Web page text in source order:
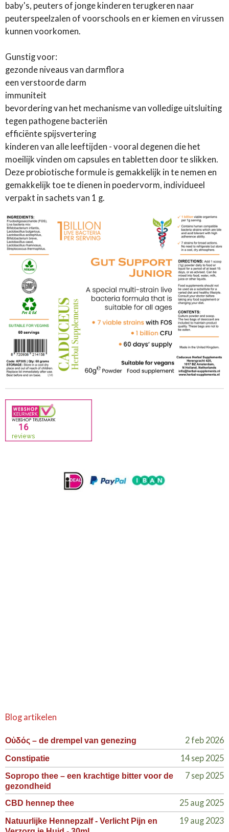
baby's, peuters of jonge kinderen terugkeren naar
peuterspeelzalen of voorschools en er kiemen en virussen
kunnen voorkomen.
Gunstig voor:
gezonde niveaus van darmflora
een verstoorde darm
immuniteit
bevordering van het mechanisme van volledige uitsluiting
tegen pathogene bacteriën
efficiënte spijsvertering
kinderen van alle leeftijden - vooral degenen die het
moeilijk vinden om capsules en tabletten door te slikken.
Deze probiotische formule is gemakkelijk in te nemen en
gemakkelijk toe te dienen in poedervorm, individueel
verpakt in sachets van 1 g.
Blog artikelen
Οὐδός – de drempel van genezing 2 feb 2026
Constipatie 14 sep 2025
Sopropo thee – een krachtige bitter voor de
gezondheid
7 sep 2025
CBD hennep thee 25 aug 2025
Natuurlijke Hennepzalf - Verlicht Pijn en
19 aug 2023